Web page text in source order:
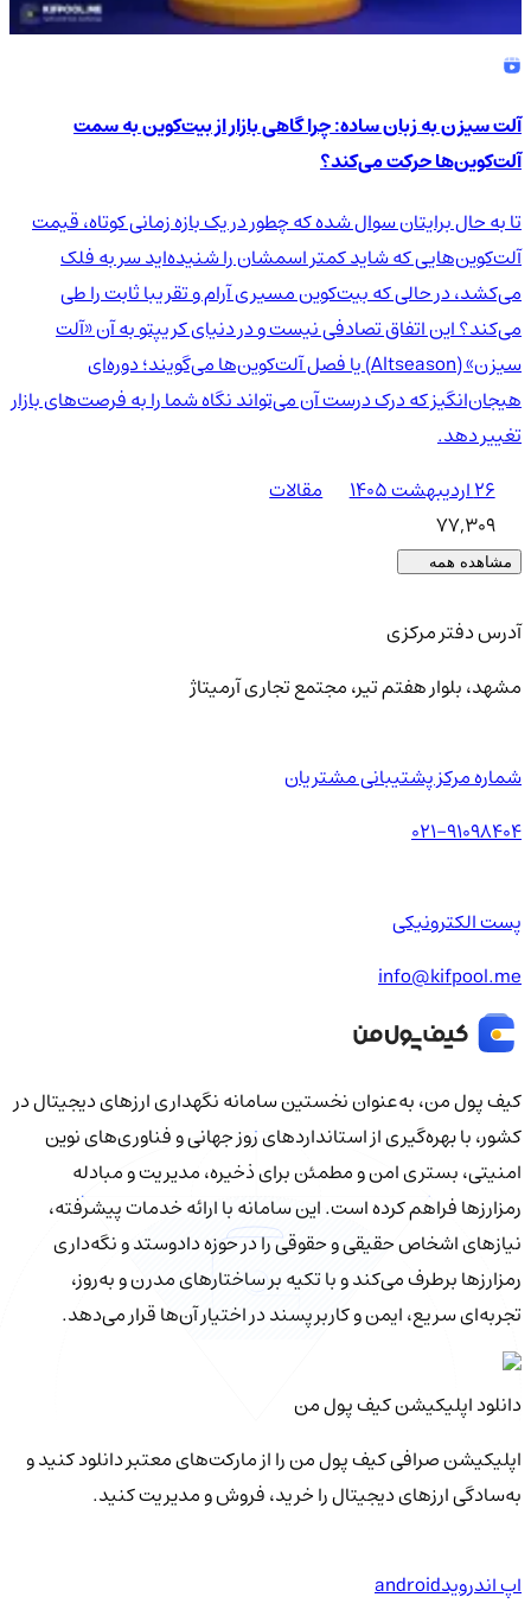
آلت سیزن به زبان ساده: چرا گاهی بازار از بیت‌کوین به سمت
آلت‌کوین‌ها حرکت می‌کند؟
تا به حال برایتان سوال شده که چطور در یک بازه زمانی کوتاه، قیمت
آلت‌کوین‌هایی که شاید کمتر اسمشان را شنیده‌اید سر به فلک
می‌کشد، در حالی که بیت‌کوین مسیری آرام و تقریبا ثابت را طی
می‌کند؟ این اتفاق تصادفی نیست و در دنیای کریپتو به آن «آلت
سیزن» (Altseason) یا فصل آلت‌کوین‌ها می‌گویند؛ دوره‌ای
هیجان‌انگیز که درک درست آن می‌تواند نگاه شما را به فرصت‌های بازار
تغییر دهد.
۲۶ اردیبهشت ۱۴۰۵
مقالات
77,309
مشاهده همه
آدرس دفتر مرکزی
مشهد، بلوار هفتم تیر، مجتمع تجاری آرمیتاژ
شماره مرکز پشتیبانی مشتریان
021-91098404
پست الکترونیکی
info@kifpool.me
کیف‌ پول من، به‌عنوان نخستین سامانه نگهداری ارزهای دیجیتال در
کشور، با بهره‌گیری از استانداردهای روز جهانی و فناوری‌های نوین
امنیتی، بستری امن و مطمئن برای ذخیره، مدیریت و مبادله
رمزارزها فراهم کرده است. این سامانه با ارائه خدمات پیشرفته،
نیازهای اشخاص حقیقی و حقوقی را در حوزه دادوستد و نگه‌داری
رمزارزها برطرف می‌کند و با تکیه بر ساختارهای مدرن و به‌روز،
تجربه‌ای سریع، ایمن و کاربرپسند در اختیار آن‌ها قرار می‌دهد.
دانلود اپلیکیشن کیف‌ پول من
اپلیکیشن صرافی کیف پول من را از مارکت‌های معتبر دانلود کنید و
به‌سادگی ارزهای دیجیتال را خرید، فروش و مدیریت کنید.
اپ اندرویدandroid